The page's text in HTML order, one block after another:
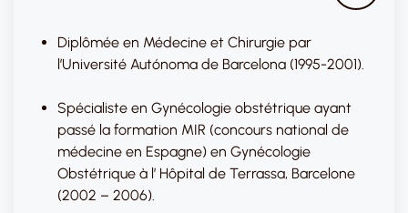
Diplômée en Médecine et Chirurgie par
l’Université Autónoma de Barcelona (1995-2001).
Spécialiste en Gynécologie obstétrique ayant
passé la formation MIR (concours national de
médecine en Espagne) en Gynécologie
Obstétrique à l’ Hôpital de Terrassa, Barcelone
(2002 – 2006).